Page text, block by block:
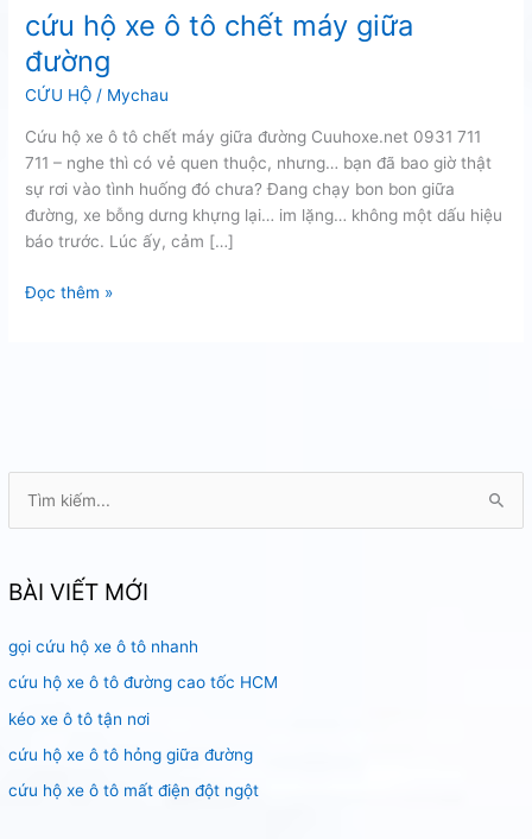
k
ế
m
:
BÀI VIẾT MỚI
gọi cứu hộ xe ô tô nhanh
cứu hộ xe ô tô đường cao tốc HCM
kéo xe ô tô tận nơi
cứu hộ xe ô tô hỏng giữa đường
cứu hộ xe ô tô mất điện đột ngột
cứu hộ xe ô tô chết máy giữa
đường
CỨU HỘ / Mychau
Cứu hộ xe ô tô chết máy giữa đường Cuuhoxe.net 0931 711
711 – nghe thì có vẻ quen thuộc, nhưng… bạn đã bao giờ thật
sự rơi vào tình huống đó chưa? Đang chạy bon bon giữa
đường, xe bỗng dưng khựng lại… im lặng… không một dấu hiệu
báo trước. Lúc ấy, cảm […]
cứu
giữa
đường
Đọc thêm »